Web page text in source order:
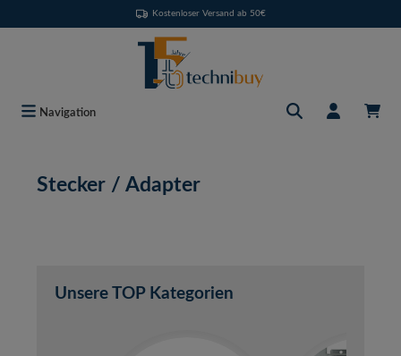
Kostenloser Versand ab 50€
Navigation
Stecker / Adapter
Unsere TOP Kategorien